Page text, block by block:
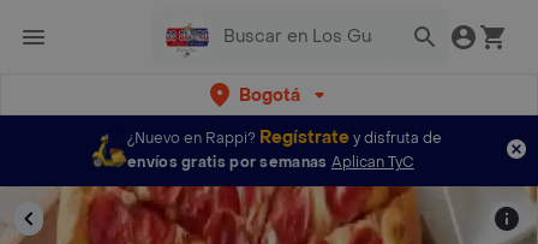
Bogotá
¿Nuevo en Rappi? Regístratey disfruta de
envíos gratis por semanas Aplican TyC